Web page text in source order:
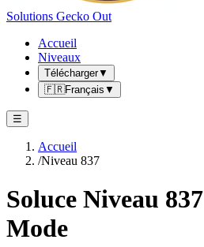
Solutions Gecko Out
Accueil
Niveaux
Télécharger▼
🇫🇷Français ▼
☰
Accueil
/Niveau 837
Soluce Niveau 837
Mode